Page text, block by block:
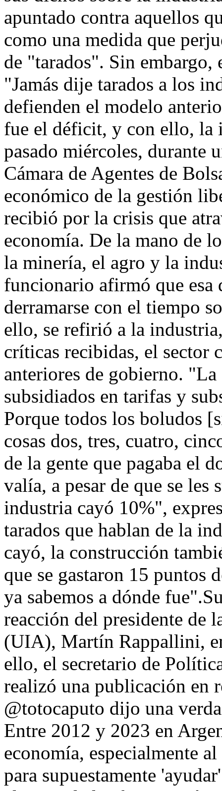
apuntado contra aquellos
como una medida que
de "tarados". Sin embargo,
"Jamás dije tarados a los
defienden el modelo
fue el déficit, y con ello, la
pasado miércoles, durante
Cámara de Agentes de
económico de la gestión
recibió por la crisis que
economía. De la mano de
la minería, el agro y la
funcionario afirmó que esa
derramarse con el tiempo
ello, se refirió a la
críticas recibidas, el sector
anteriores de gobierno. "La
subsidiados en tarifas y
Porque todos los boludos
cosas dos, tres, cuatro,
de la gente que pagaba el
valía, a pesar de que se
industria cayó 10%",
tarados que hablan de la
cayó, la construcción
que se gastaron 15 puntos
ya sabemos a dónde
reacción del presidente de
(UIA), Martín Rappallini,
ello, el secretario de
realizó una publicación en
@totocaputo dijo una
Entre 2012 y 2023 en
economía, especialmente
para supuestamente